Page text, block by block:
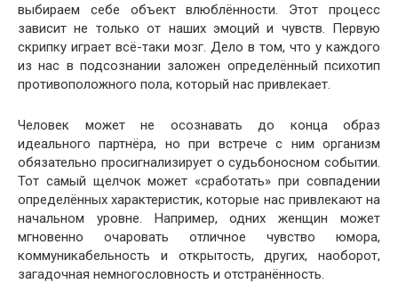
выбираем себе объект влюблённости. Этот процесс
зависит не только от наших эмоций и чувств. Первую
скрипку играет всё-таки мозг. Дело в том, что у каждого
из нас в подсознании заложен определённый психотип
противоположного пола, который нас привлекает.
Человек может не осознавать до конца образ
идеального партнёра, но при встрече с ним организм
обязательно просигнализирует о судьбоносном событии.
Тот самый щелчок может «сработать» при совпадении
определённых характеристик, которые нас привлекают на
начальном уровне. Например, одних женщин может
мгновенно очаровать отличное чувство юмора,
коммуникабельность и открытость, других, наоборот,
загадочная немногословность и отстранённость.